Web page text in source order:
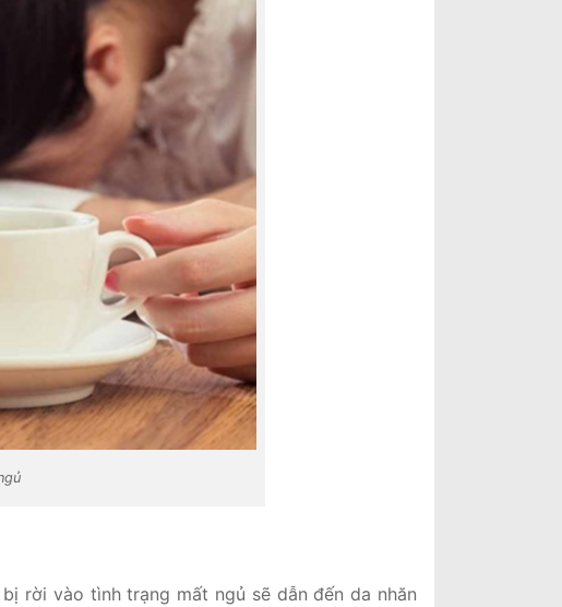
rời vào tình trạng mất ngủ sẽ dẫn đến da nhăn